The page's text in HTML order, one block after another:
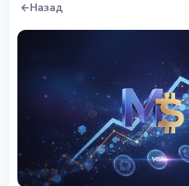
←Назад